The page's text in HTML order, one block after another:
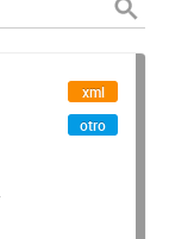
xml
otro